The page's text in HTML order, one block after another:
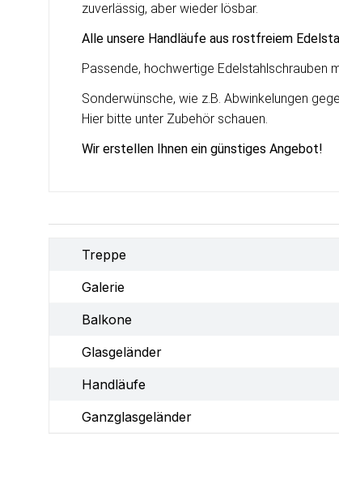
zuverlässig, aber wieder lösbar.
Alle unsere Handläufe aus rostfreiem
Passende, hochwertige Edelstahlschrauben
Sonderwünsche, wie z.B. Abwinkelungen
Hier bitte unter Zubehör schauen.
Wir erstellen Ihnen ein günstiges Angebot!
Treppe
Galerie
Balkone
Glasgeländer
Handläufe
Ganzglasgeländer